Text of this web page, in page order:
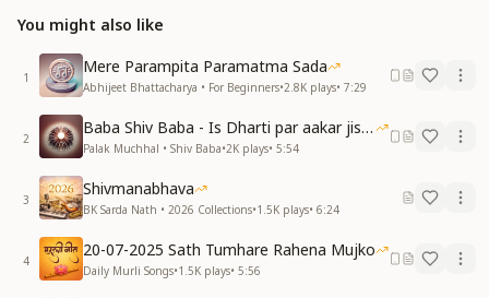
knowledge, Maya automatically loses.
Truth itself is Shiva, and Shiva is the embodiment of
supreme beauty.
For the one who truly understands Shiva’s
knowledge, Maya automatically loses.
Truth is Shiva.
तू सुखकरता है दुःखहरता कल्याणी कहलाये
कल्याणी कहलाये
जन्म जन्म की पतीत आत्मा उनको मुक्ती दिलाये
उनको मुक्ती दिलाये
जन जन को ये मंत्र सिखाकर मनमनाभव मामेंकम
सत्यम शिवम सुंदरम
You might also like
1
Mere Parampita Paramatma Sada
Abhijeet Bhattacharya • For Beginners•2.8K plays• 7:29
2
Baba Shiv Baba - Is Dharti par aakar jisne
Palak Muchhal • Shiv Baba•2K plays• 5:54
3
Shivmanabhava
BK Sarda Nath • 2026 Collections•1.5K plays• 6:24
4
20-07-2025 Sath Tumhare Rahena Mujko
Daily Murli Songs•1.5K plays• 5:56